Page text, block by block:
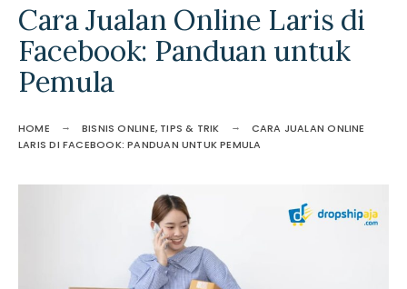
Cara Jualan Online Laris di
Facebook: Panduan untuk
Pemula
HOME BISNIS ONLINE, TIPS & TRIK
CARA JUALAN ONLINE
LARIS DI FACEBOOK: PANDUAN UNTUK PEMULA